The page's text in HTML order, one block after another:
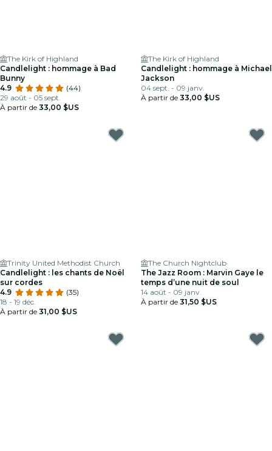
The Kirk of Highland
Candlelight : hommage à Bad
Bunny
4.9
(44)
29 août - 05 sept.
À partir de 33,00 $US
The Kirk of Highland
Candlelight : hommage à Michael
Jackson
04 sept. - 09 janv.
À partir de 33,00 $US
Trinity United Methodist Church
Candlelight : les chants de Noël
sur cordes
4.9
(35)
18 - 19 déc.
À partir de 31,00 $US
The Church Nightclub
The Jazz Room : Marvin Gaye le
temps d’une nuit de soul
14 août - 09 janv.
À partir de 31,50 $US